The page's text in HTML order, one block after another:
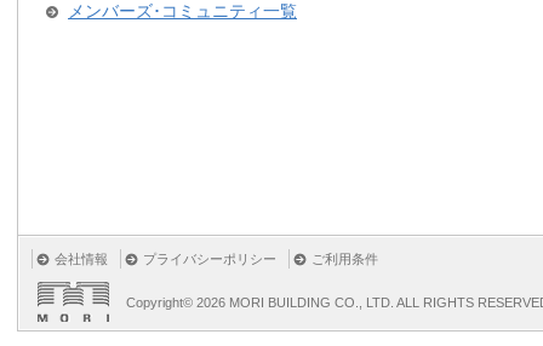
メンバーズ･コミュニティ一覧
会社情報 プライバシーポリシー ご利用条件
Copyright© 2026 MORI BUILDING CO., LTD. ALL RIGHTS